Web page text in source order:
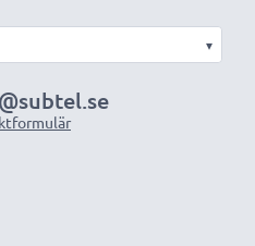
▾